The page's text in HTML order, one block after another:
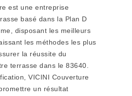
est une entreprise
basé dans la Plan D
disposant les meilleurs
les méthodes les plus
la réussite du
terrasse dans le 83640.
VICINI Couverture
un résultat